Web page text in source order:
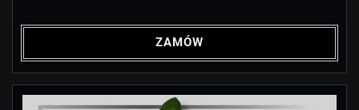
ZAMÓW